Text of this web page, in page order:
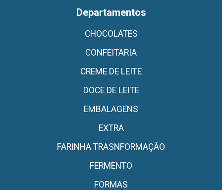
Departamentos
CHOCOLATES
CONFEITARIA
CREME DE LEITE
DOCE DE LEITE
EMBALAGENS
EXTRA
FARINHA TRASNFORMAÇÃO
FERMENTO
FORMAS